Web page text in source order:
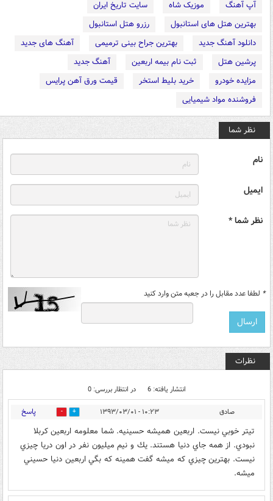
آپ آهنگ موزیک شاه
سایت تاریخ ایران
بهترین هتل های استانبول
رزرو هتل استانبول
دانلود آهنگ جدید
بهترین جراح بینی ترمیمی
آهنگ های جدید
پرشین هتل
ثبت نام بیمه اربعین
آهنگ جدید
مزایده خودرو
خرید بلیط استخر
قیمت ورق آهن پرایس
فروشنده مواد شیمیایی
نظر شما
نام
ایمیل
نظر شما *
* لطفا عدد مقابل را در جعبه متن وارد کنید
نظرات
انتشار یافته: 6 در انتظار بررسی: 0
صادق ۱۰:۲۳ - ۱۳۹۳/۰۳/۰۱ 0 پاسخ
تيتر خوبي نيست. اربعين هميشه حسينيه. شما معلومه اربعين كربلا
نبودي. از همه جاي دنيا هستند. يك و نيم ميليون نفر در اون دريا چيزي
نيست. بهترين چيزي كه ميشه گفت همينه كه بگي اربعين دنيا حسيني
ميشه.